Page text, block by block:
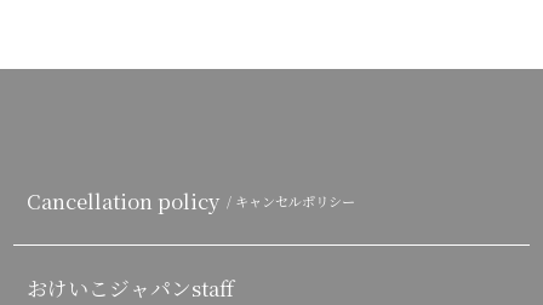
Cancellation policy / キャンセルポリシー
おけいこジャパンstaff